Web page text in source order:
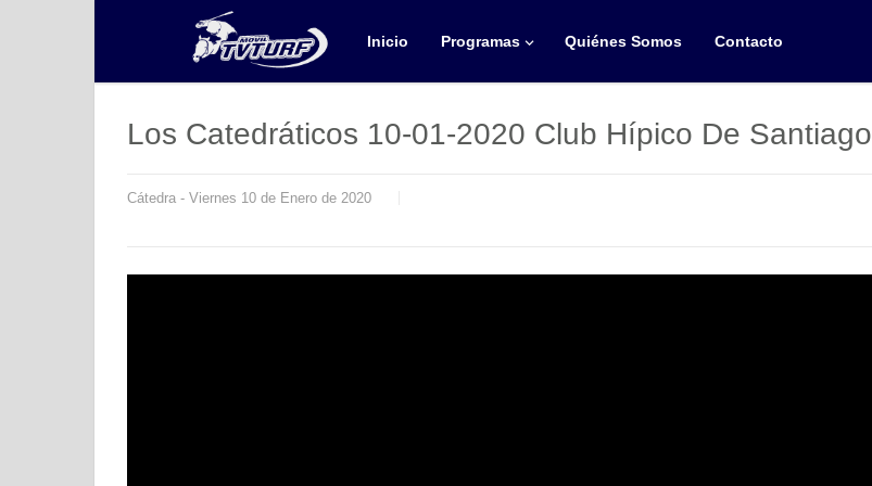
Inicio Programas Quiénes Somos Contacto
Los Catedráticos 10-01-2020 Club Hípico De Santiago
Cátedra - Viernes 10 de Enero de 2020